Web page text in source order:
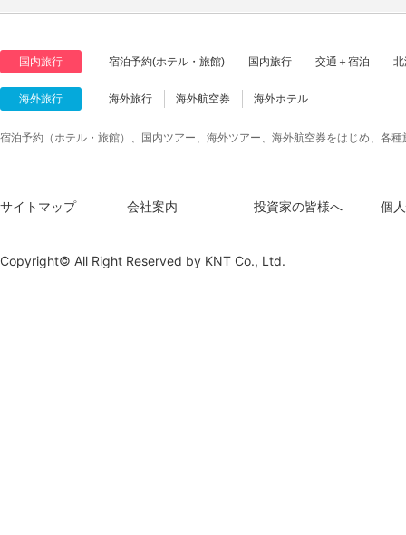
国内旅行 宿泊予約(ホテル・旅館) 国内旅行 交通＋宿泊
海外旅行 海外旅行 海外航空券 海外ホテル
宿泊予約（ホテル・旅館）、国内ツアー、海外ツアー、海外航空券をはじめ、各
サイトマップ 会社案内 投資家の皆様へ 個
Copyright© All Right Reserved by KNT Co., Ltd.